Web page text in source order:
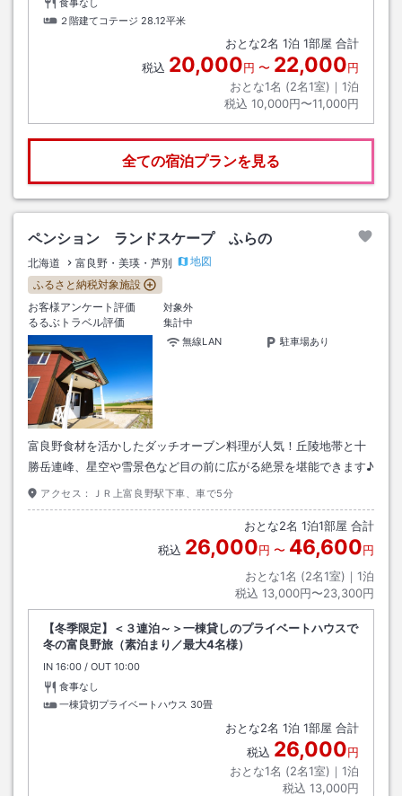
２階建てコテージ 28.12平米
おとな2名 1泊 1部屋 合計
税込 20,000円 〜 22,000円
おとな1名 (2名1室)｜ 1泊
税込 10,000円〜11,000円
全ての宿泊プランを見る
ペンション ランドスケープ ふらの
北海道 富良野・美瑛・芦別
地図
ふるさと納税対象施設
お客様アンケート評価
対象外
るるぶトラベル評価
集計中
無線LAN
駐車場あり
富良野食材を活かしたダッチオーブン料理が人気！丘陵地帯と十
勝岳連峰、星空や雪景色など目の前に広がる絶景を堪能できます♪
アクセス： ＪＲ上富良野駅下車、車で5分
おとな2名 1泊1部屋 合計
税込 26,000円 〜 46,600円
おとな1名 (2名1室)｜ 1泊
税込 13,000円〜23,300円
【冬季限定】＜３連泊～＞一棟貸しのプライベートハウスで
冬の富良野旅（素泊まり／最大4名様）
IN チェックイン
16:00 / OUT チェックアウト
10:00
食事なし
一棟貸切プライベートハウス 30畳
おとな2名 1泊 1部屋 合計
税込 26,000円
おとな1名 (2名1室)｜ 1泊
税込 13,000円